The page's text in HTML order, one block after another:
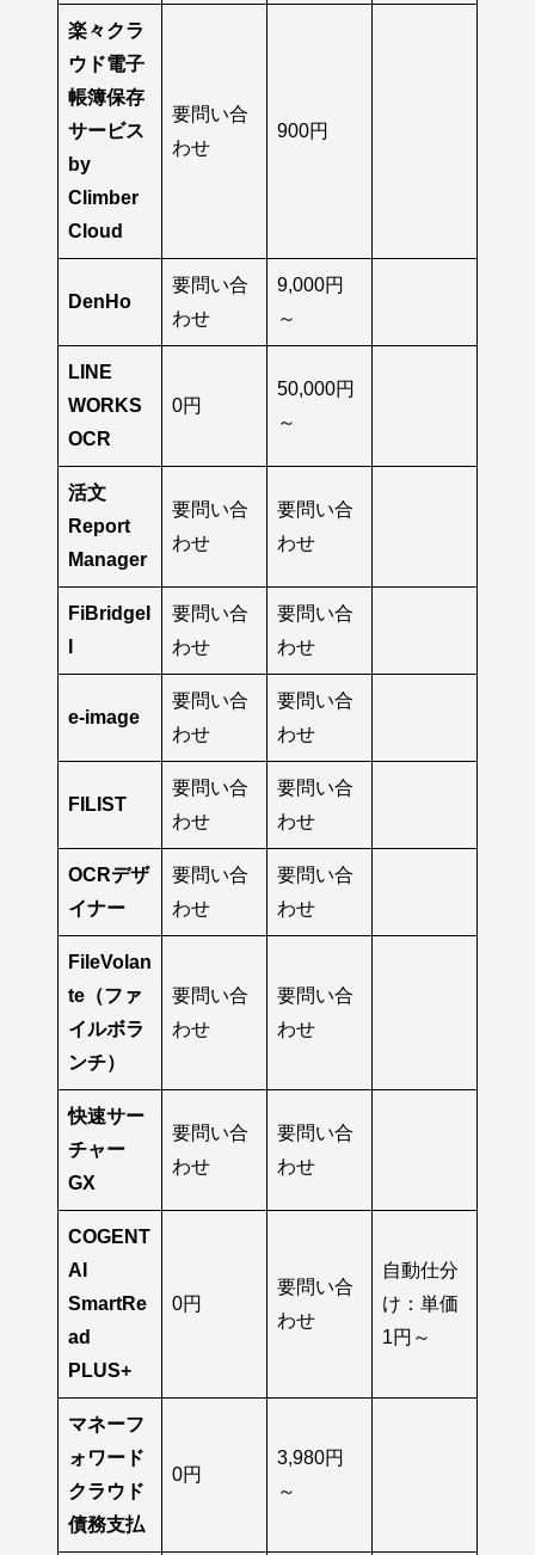
楽々クラ
ウド電子
帳簿保存
サービス
by
Climber
Cloud
要問い合
わせ
900円
DenHo
要問い合
わせ
9,000円
～
LINE
WORKS
OCR
0円
50,000円
～
活文
Report
Manager
要問い合
わせ
要問い合
わせ
FiBridgeI
要問い合
わせ
要問い合
わせ
e-image
要問い合
わせ
要問い合
わせ
FILIST
要問い合
わせ
要問い合
わせ
OCRデザ
イナー
要問い合
わせ
要問い合
わせ
FileVolan
te（ファ
イルボラ
ンチ）
要問い合
わせ
要問い合
わせ
快速サー
チャー
GX
要問い合
わせ
要問い合
わせ
COGENT
AI
SmartRe
ad
PLUS+
0円
要問い合
わせ
自動仕分
け：単価
1円～
マネーフ
ォワード
クラウド
債務支払
0円
3,980円
～